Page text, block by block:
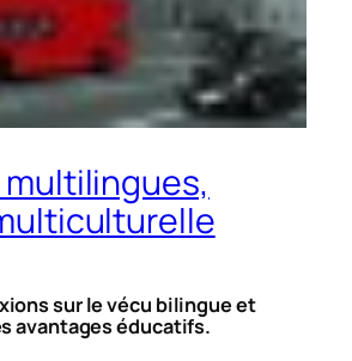
sur le vécu bilingue et
avantages éducatifs.